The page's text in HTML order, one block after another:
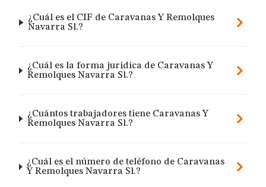
¿Cuál es el CIF de Caravanas Y Remolques
Navarra Sl.?
¿Cuál es la forma jurídica de Caravanas Y
Remolques Navarra Sl.?
¿Cuántos trabajadores tiene Caravanas Y
Remolques Navarra Sl.?
¿Cuál es el número de teléfono de Caravanas
Y Remolques Navarra Sl.?